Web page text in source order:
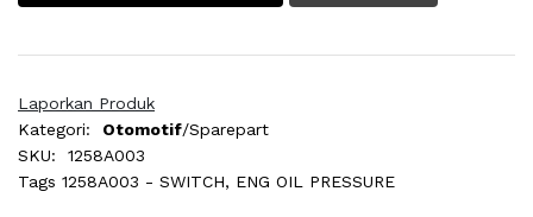
Laporkan Produk
Kategori:
Otomotif/Sparepart
SKU:
1258A003
Tags 1258A003 - SWITCH, ENG OIL PRESSURE